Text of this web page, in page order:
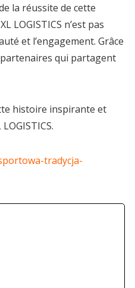
la réussite de cette
LOGISTICS n’est pas
et l’engagement. Grâce
qui partagent
histoire inspirante et
tradycja-